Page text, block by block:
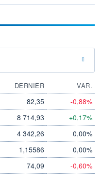
CLÔTURE VEILLE
+ BAS
CAPITAL ÉCHANGÉ
LIMITE À LA
PER ESTIMÉ
2026
DERNIER
DERNIER
VAR.
82,35 -0,88%
8 714,93 +0,17%
4 342,26 0,00%
1,15586 0,00%
74,09 -0,60%